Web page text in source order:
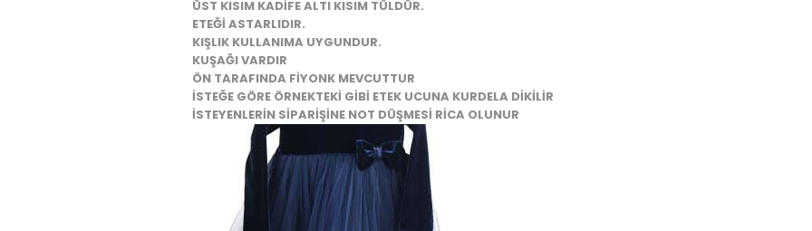
ÜST KISIM KADİFE ALTI KISIM TÜLDÜR.
ETEĞİ ASTARLIDIR.
KIŞLIK KULLANIMA UYGUNDUR.
KUŞAĞI VARDIR
ÖN TARAFINDA FİYONK MEVCUTTUR
İSTEĞE GÖRE ÖRNEKTEKİ GİBİ ETEK UCUNA KURDELA DİKİLİR
İSTEYENLERİN SİPARİŞİNE NOT DÜŞMESİ RİCA OLUNUR